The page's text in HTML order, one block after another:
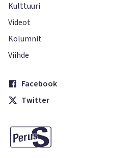
Kulttuuri
Videot
Kolumnit
Viihde
Facebook
Twitter